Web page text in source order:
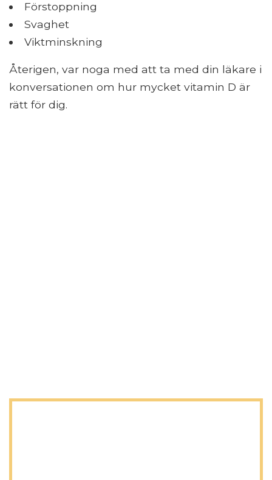
Förstoppning
Svaghet
Viktminskning
Återigen, var noga med att ta med din läkare i
konversationen om hur mycket vitamin D är
rätt för dig.